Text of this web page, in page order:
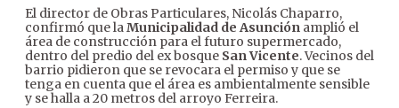
El director de Obras Particulares, Nicolás Chaparro,
confirmó que laMunicipalidad de Asunción amplió el
área de construcción para el futuro supermercado,
dentro del predio del ex bosque San Vicente. Vecinos del
barrio pidieron que se revocara el permiso y que se
tenga en cuenta que el área es ambientalmente sensible
y se halla a 20 metros del arroyo Ferreira.